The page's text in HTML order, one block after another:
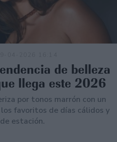
de belleza
llega este 2026
por tonos marrón con un
favoritos de días cálidos y
estación.